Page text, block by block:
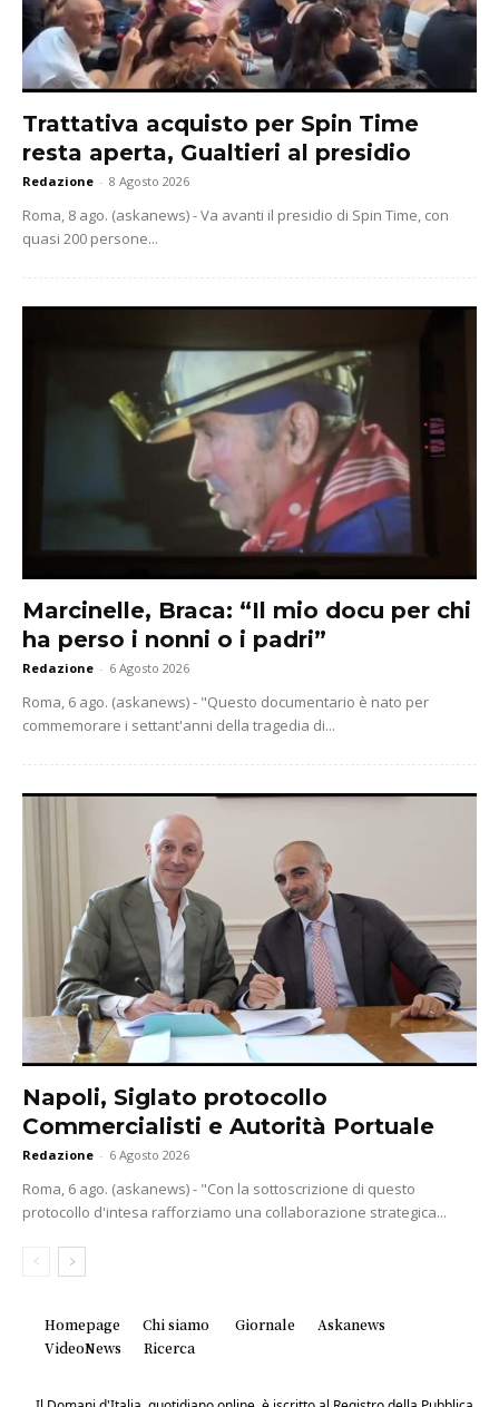
Trattativa acquisto per Spin Time
resta aperta, Gualtieri al presidio
Redazione - 8 Agosto 2026
Roma, 8 ago. (askanews) - Va avanti il presidio di Spin Time, con
quasi 200 persone...
Marcinelle, Braca: “Il mio docu per chi
ha perso i nonni o i padri”
Redazione - 6 Agosto 2026
Roma, 6 ago. (askanews) - "Questo documentario è nato per
commemorare i settant'anni della tragedia di...
Napoli, Siglato protocollo
Commercialisti e Autorità Portuale
Redazione - 6 Agosto 2026
Roma, 6 ago. (askanews) - "Con la sottoscrizione di questo
protocollo d'intesa rafforziamo una collaborazione strategica...
Homepage Chi siamo Giornale
Askanews
VideoNews
Ricerca